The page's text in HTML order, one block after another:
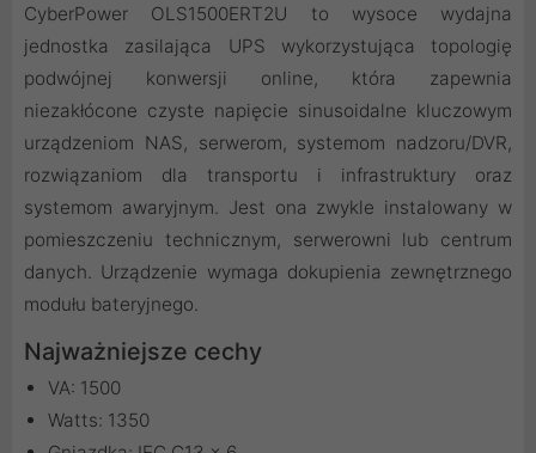
CyberPower OLS1500ERT2U to wysoce wydajna
jednostka zasilająca UPS wykorzystująca topologię
podwójnej konwersji online, która zapewnia
niezakłócone czyste napięcie sinusoidalne kluczowym
urządzeniom NAS, serwerom, systemom nadzoru/DVR,
rozwiązaniom dla transportu i infrastruktury oraz
systemom awaryjnym. Jest ona zwykle instalowany w
pomieszczeniu technicznym, serwerowni lub centrum
danych. Urządzenie wymaga dokupienia zewnętrznego
modułu bateryjnego.
Najważniejsze cechy
VA: 1500
Watts: 1350